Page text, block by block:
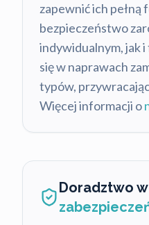
zapewnić ich pełną
bezpieczeństwo
indywidualnym, jak
się w naprawach
typów,
Więcej informacji o
Doradztwo